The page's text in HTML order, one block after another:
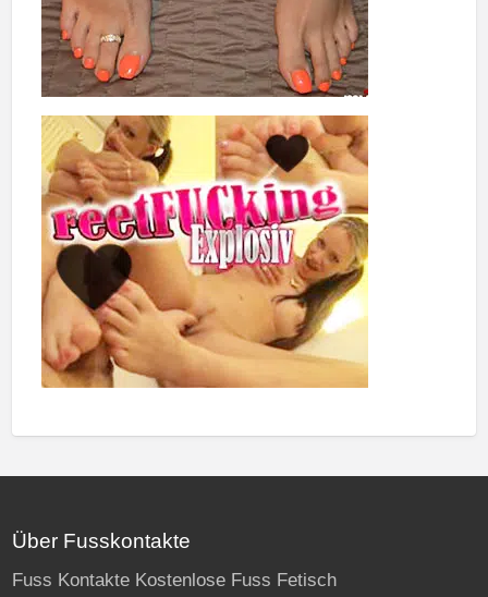
Über Fusskontakte
Fuss Kontakte Kostenlose Fuss Fetisch